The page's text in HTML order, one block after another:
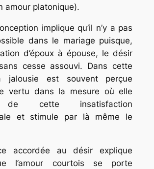
amour platonique).
implique qu’il n’y a pas
dans le mariage puisque,
d’époux à épouse, le désir
cesse assouvi. Dans cette
jalousie est souvent perçue
vertu dans la mesure où elle
de cette insatisfaction
et stimule par là même le
accordée au désir explique
l’amour courtois se porte